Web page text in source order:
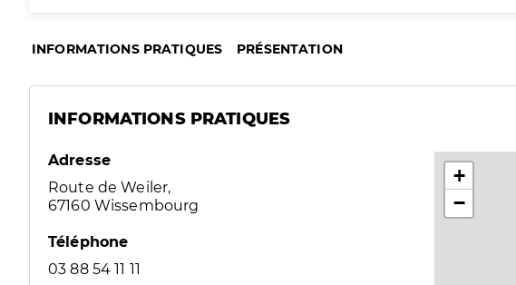
INFORMATIONS PRATIQUES PRÉSENTATION
INFORMATIONS PRATIQUES
Adresse
Route de Weiler,
67160 Wissembourg
Téléphone
03 88 54 11 11
+
−